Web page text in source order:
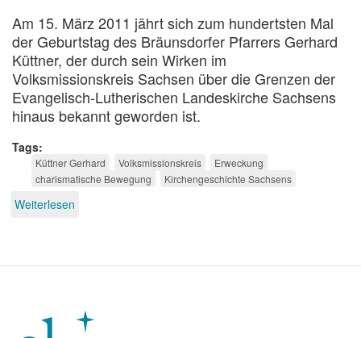
Am 15. März 2011 jährt sich zum hundertsten Mal
der Geburtstag des Bräunsdorfer Pfarrers Gerhard
Küttner, der durch sein Wirken im
Volksmissionskreis Sachsen über die Grenzen der
Evangelisch-Lutherischen Landeskirche Sachsens
hinaus bekannt geworden ist.
Tags
Küttner Gerhard Volksmissionskreis
Erweckung
charismatische Bewegung
Kirchengeschichte Sachsens
Weiterlesen